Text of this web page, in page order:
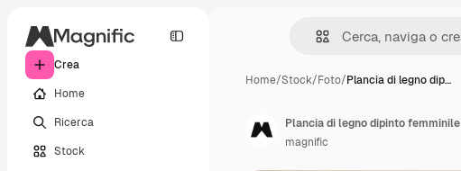
Crea
Home
Ricerca
Stock
Home/Stock/Foto/Plancia di legno dip…
Plancia di legno dipinto femminile
magnific